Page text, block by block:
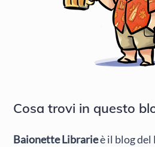
Cosa trovi in questo
Baionette Librarieè il blog del